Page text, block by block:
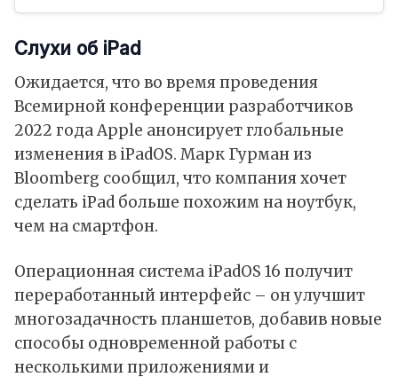
Слухи об iPad
Ожидается, что во время проведения
Всемирной конференции разработчиков
2022 года Apple анонсирует глобальные
изменения в iPadOS. Марк Гурман из
Bloomberg сообщил, что компания хочет
сделать iPad больше похожим на ноутбук,
чем на смартфон.
Операционная система iPadOS 16 получит
переработанный интерфейс – он улучшит
многозадачность планшетов, добавив новые
способы одновременной работы с
несколькими приложениями и